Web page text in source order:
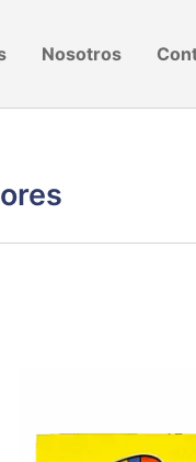
Nosotros